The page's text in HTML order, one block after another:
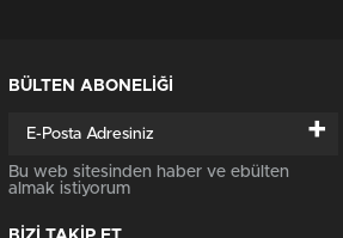
BÜLTEN ABONELİĞİ
+
Bu web sitesinden haber ve ebülten
almak istiyorum